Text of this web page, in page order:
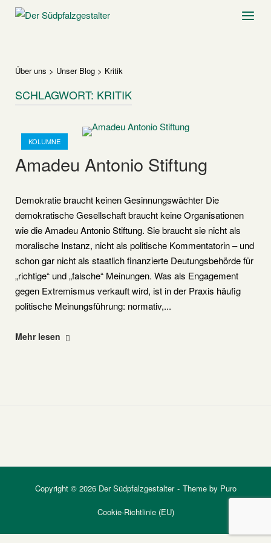
SkipHome Menu
Über uns > Unser Blog > Kritik
SCHLAGWORT: KRITIK
KOLUMNE
Open post
Amadeu Antonio Stiftung
Demokratie braucht keinen Gesinnungswächter Die
demokratische Gesellschaft braucht keine Organisationen
wie die Amadeu Antonio Stiftung. Sie braucht sie nicht als
moralische Instanz, nicht als politische Kommentatorin – und
schon gar nicht als staatlich finanzierte Deutungsbehörde für
„richtige“ und „falsche“ Meinungen. Was als Engagement
gegen Extremismus verkauft wird, ist in der Praxis häufig
politische Meinungsführung: normativ,...
"Amadeu
Mehr lesen
Copyright © 2026 Der Südpfalzgestalter Theme by Puro
Cookie-Richtlinie (EU)